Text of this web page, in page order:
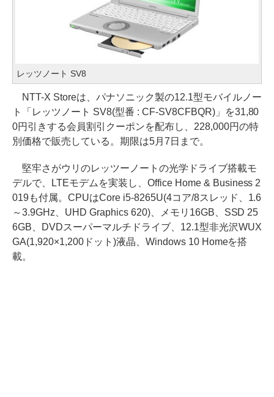
レッツノート SV8
NTT-X Storeは、パナソニック製の12.1型モバイルノー
ト「レッツノート SV8(型番 : CF-SV8CFBQR)」を31,80
0円引きする会員割引クーポンを配布し、228,000円の特
別価格で販売している。期限は5月7日まで。
堅牢さがウリのレッツーノートの光学ドライブ搭載モ
デルで、LTEモデムを実装し、Office Home & Business 2
019も付属。CPUはCore i5-8265U(4コア/8スレッド、1.6
～3.9GHz、UHD Graphics 620)、メモリ16GB、SSD 25
6GB、DVDスーパーマルチドライブ、12.1型非光沢WUX
GA(1,920×1,200ドット)液晶、Windows 10 Homeを搭
載。